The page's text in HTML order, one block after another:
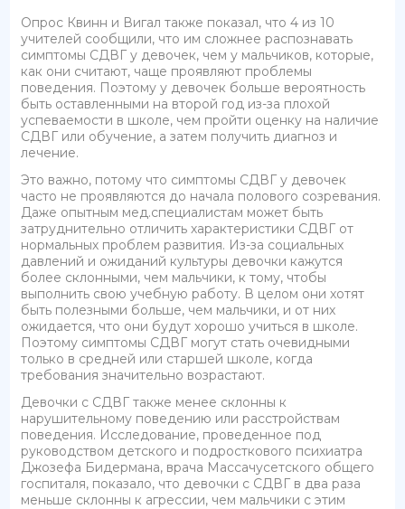
Опрос Квинн и Вигал также показал, что 4 из 10
учителей сообщили, что им сложнее распознавать
симптомы СДВГ у девочек, чем у мальчиков, которые,
как они считают, чаще проявляют проблемы
поведения. Поэтому у девочек больше вероятность
быть оставленными на второй год из-за плохой
успеваемости в школе, чем пройти оценку на наличие
СДВГ или обучение, а затем получить диагноз и
лечение.
Это важно, потому что симптомы СДВГ у девочек
часто не проявляются до начала полового созревания.
Даже опытным мед.специалистам может быть
затруднительно отличить характеристики СДВГ от
нормальных проблем развития. Из-за социальных
давлений и ожиданий культуры девочки кажутся
более склонными, чем мальчики, к тому, чтобы
выполнить свою учебную работу. В целом они хотят
быть полезными больше, чем мальчики, и от них
ожидается, что они будут хорошо учиться в школе.
Поэтому симптомы СДВГ могут стать очевидными
только в средней или старшей школе, когда
требования значительно возрастают.
Девочки с СДВГ также менее склонны к
нарушительному поведению или расстройствам
поведения. Исследование, проведенное под
руководством детского и подросткового психиатра
Джозефа Бидермана, врача Массачусетского общего
госпиталя, показало, что девочки с СДВГ в два раза
меньше склонны к агрессии, чем мальчики с этим